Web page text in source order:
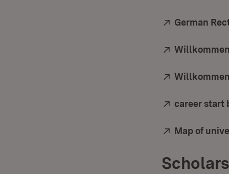
Extern:
German
Extern:
Extern:
Extern:
career start
Extern:
Map of